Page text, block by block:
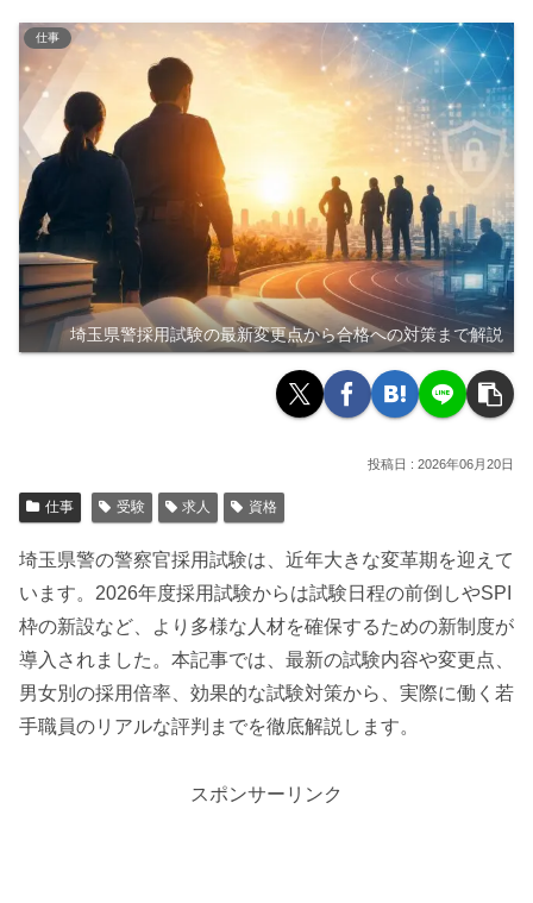
仕事
埼玉県警採用試験の最新変更点から合格への対策まで解説
2026年06月20日
仕事 受験 求人 資格
埼玉県警の警察官採用試験は、近年大きな変革期を迎えて
います。2026年度採用試験からは試験日程の前倒しやSPI
枠の新設など、より多様な人材を確保するための新制度が
導入されました。本記事では、最新の試験内容や変更点、
男女別の採用倍率、効果的な試験対策から、実際に働く若
手職員のリアルな評判までを徹底解説します。
スポンサーリンク